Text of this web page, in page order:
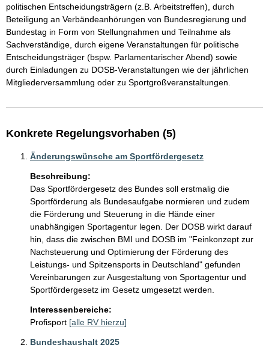
politischen Entscheidungsträgern (z.B. Arbeitstreffen), durch
Beteiligung an Verbändeanhörungen von Bundesregierung und
Bundestag in Form von Stellungnahmen und Teilnahme als
Sachverständige, durch eigene Veranstaltungen für politische
Entscheidungsträger (bspw. Parlamentarischer Abend) sowie
durch Einladungen zu DOSB-Veranstaltungen wie der jährlichen
Mitgliederversammlung oder zu Sportgroßveranstaltungen.
Konkrete Regelungsvorhaben (5)
Änderungswünsche am Sportfördergesetz
Beschreibung:
Das Sportfördergesetz des Bundes soll erstmalig die
Sportförderung als Bundesaufgabe normieren und zudem
die Förderung und Steuerung in die Hände einer
unabhängigen Sportagentur legen. Der DOSB wirkt darauf
hin, dass die zwischen BMI und DOSB im "Feinkonzept zur
Nachsteuerung und Optimierung der Förderung des
Leistungs- und Spitzensports in Deutschland" gefunden
Vereinbarungen zur Ausgestaltung von Sportagentur und
Interessenbereiche:
Profisport [alle RV hierzu]
Bundeshaushalt 2025